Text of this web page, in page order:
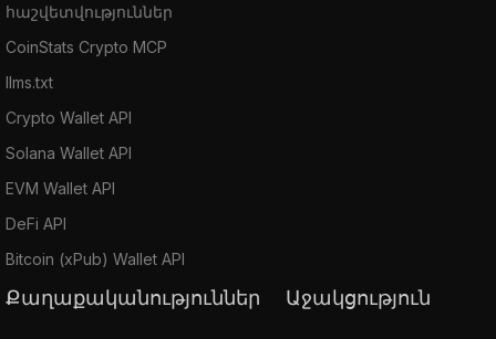
հաշվետվություններ
CoinStats Crypto MCP
llms.txt
Crypto Wallet API
Solana Wallet API
EVM Wallet API
DeFi API
Bitcoin (xPub) Wallet API
Քաղաքականություններ Աջակցություն